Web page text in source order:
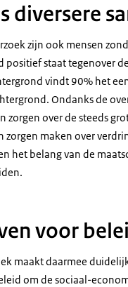
diversere
zijn ook mensen
positief staat tegenover
vindt 90% het
Ondanks de
zorgen over de steeds
zorgen maken over
het belang van de
voor
maakt daarmee
om de sociaal-